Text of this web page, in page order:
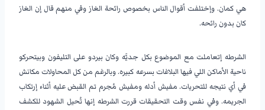
هي كمان. وإختلفت أقوال الناس بخصوص رائحة الغاز وفي منهم قال إن الغاز
كان بدون رائحه.
الشرطه إتعاملت مع الموضوع بكل جديَّه وكان بيردو على التليفون وبيتحركو
ناحية الأماكن اللي فيها البلاغات بسرعه كبيره. وبالرغم من كل المحاولات مكانش
في أي نتيجه للتحريات. مفيش أدله ومفيش مُجرم تم القبض عليه أثناء إرتكاب
الجريمه. وفي نفس وقت التحقيقات قررت الشرطه إنها تُحيل الشهود للكشف